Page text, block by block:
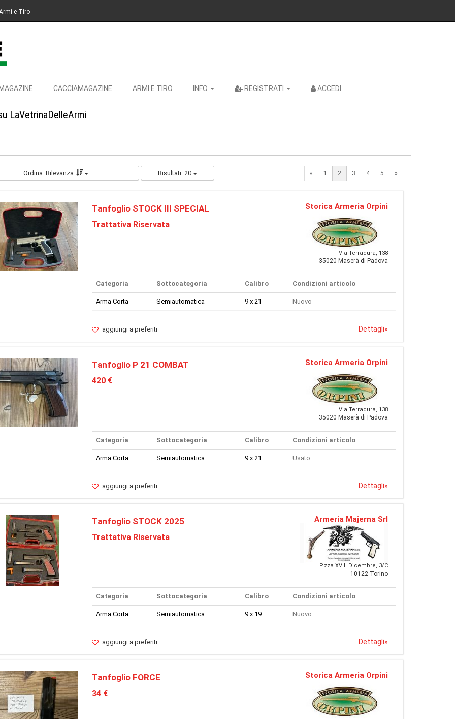
e Tiro
CACCIAMAGAZINE ARMI E TIRO INFO REGISTRATI ACCEDI
LaVetrinaDelleArmi
Ordina: Rilevanza Risultati: 20 « Previous
1 2 3 4 5 »
Tanfoglio STOCK III SPECIAL
Trattativa Riservata
Storica Armeria Orpini
Via Terradura, 138
35020 Maserà di Padova
Categoria Sottocategoria Calibro Condizioni articolo
Arma Corta Semiautomatica 9 x 21 Nuovo
aggiungi a preferiti Dettagli»
Tanfoglio P 21 COMBAT
420 €
Storica Armeria Orpini
Via Terradura, 138
35020 Maserà di Padova
Categoria Sottocategoria Calibro Condizioni articolo
Arma Corta Semiautomatica 9 x 21 Usato
aggiungi a preferiti Dettagli»
Tanfoglio STOCK 2025
Trattativa Riservata
Armeria Majerna Srl
P.zza XVIII Dicembre, 3/C
10122 Torino
Categoria Sottocategoria Calibro Condizioni articolo
Arma Corta Semiautomatica 9 x 19 Nuovo
aggiungi a preferiti Dettagli»
Tanfoglio FORCE
34 €
Storica Armeria Orpini